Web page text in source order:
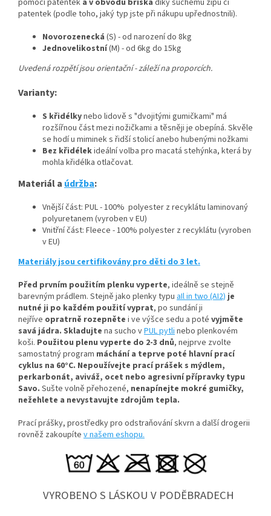
pomocí patentek a v obvodu bříška díky suchému zipu či
patentek (podle toho, jaký typ jste při nákupu upřednostnili).
Novorozenecká (S) - od narození do 8kg
Jednovelikostní(M) - od 6kg do 15kg
Uvedená rozpětí jsou orientační - záleží na proporcích.
Varianty:
S křidélkynebo lidově s "dvojitými gumičkami" má
rozšířnou část mezi nožičkami a těsněji je obepíná. Skvěle
se hodí u miminek s řidší stolicí anebo hubenými nožkami
Bez křidélekideální volba pro macatá stehýnka, která by
mohla křidélka otlačovat.
Materiál a údržba:
Vnější část: PUL - 100% polyester z recyklátu laminovaný
polyuretanem (vyroben v EU)
Vnitřní část: Fleece - 100% polyester z recyklátu (vyroben
v EU)
Materiály jsou certifikovány pro děti do 3 let.
Před prvním použitím plenku vyperte, ideálně se stejně
barevným prádlem. Stejně jako plenky typu aIl in two (AI2) je
nutné ji po každém použití vyprat, po sundání ji
nejříve opratrně rozepněte i ve výšce sedu a poté vyjměte
savá jádra. Skladujte na sucho vPUL pytlinebo plenkovém
koši. Použitou plenu vyperte do 2-3 dnů, nejprve zvolte
samostatný program máchání a teprve poté hlavní prací
cyklus na 60°C. Nepoužívejte prací prášek s mýdlem,
perkarbonát, aviváž, ocet nebo agresivní přípravky typu
Savo. Sušte volně přehozené, nenapínejte mokré gumičky,
nežehlete a nevystavujte zdrojům tepla.
Prací prášky, prostředky pro odstraňování skvrn a další drogerii
rovněž zakoupíte v našem eshopu.
VYROBENO S LÁSKOU V PODĚBRADECH